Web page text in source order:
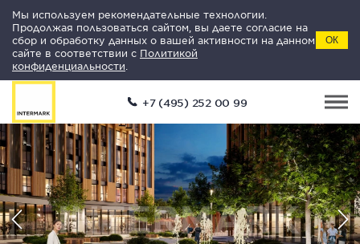
Мы используем рекомендательные технологии.
Продолжая пользоваться сайтом, вы даете согласие на
сбор и обработку данных о вашей активности на данном
сайте в соответствии с Политикой
конфиденциальности
ОК
+7 (495) 252 00 99